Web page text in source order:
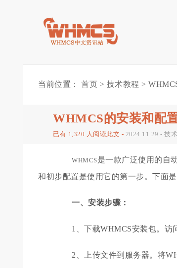
当前位置： 首页 > 技术教程 >
WHMCS的安装和配
已有 1,320 人阅读此文 - 2024.11.29 - 技
WHMCS是一款广泛使用的自
和初步配置是使用它的第一步。下面
一、安装步骤：
1、下载WHMCS安装包。访问
2、上传文件到服务器。将